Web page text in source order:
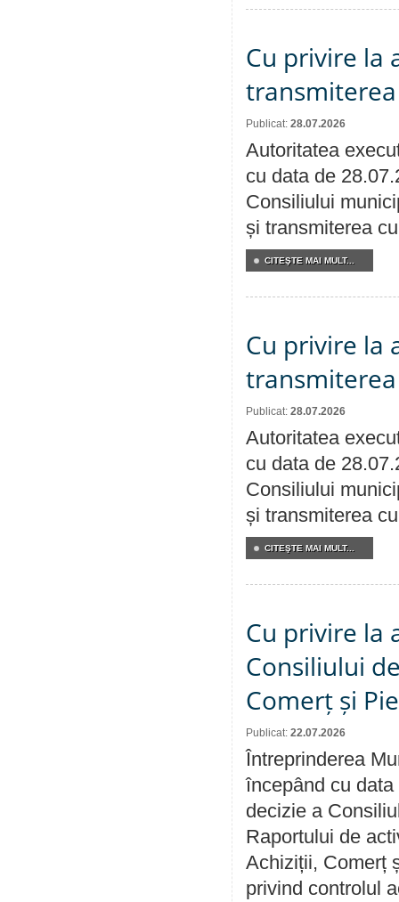
Cu privire la
Publicat: 28.07.2026
Autoritatea
cu data de
Consiliului
și transmiterea
CITEŞTE MAI MULT...
Cu privire la
Publicat: 28.07.2026
Autoritatea
cu data de
Consiliului
și transmiterea
CITEŞTE MAI MULT...
Cu privire la
Consiliului
Comerț și
Publicat: 22.07.2026
Întreprinderea
începând cu
decizie a
Raportului de
Achiziții, Comerț
privind controlul